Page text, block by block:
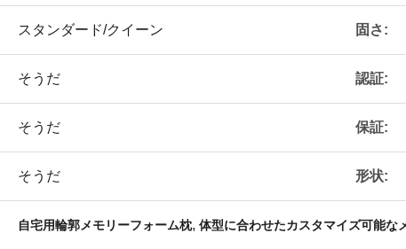
スタンダード/クイーン 固さ:
そうだ 認証:
そうだ 保証:
そうだ 形状:
自宅用輪郭メモリーフォーム枕, 体型に合わせたカスタマイズ可能な